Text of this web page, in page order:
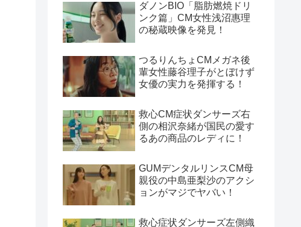
ダノンBIO「脂肪燃焼ドリ
ンク篇」CM女性浅沼惠理
の秘蔵映像を発見！
つるりんちょCMメガネ後
輩女性藤谷理子がとぼけず
女優の実力を発揮する！
救心CM症状ダンサーズ右
側の相沢奈緒が国民の愛す
るあの商品のレディに！
GUMデンタルリンスCM母
親役の中島亜梨沙のアクシ
ョンがマジでヤバい！
救心症状ダンサーズ左側織